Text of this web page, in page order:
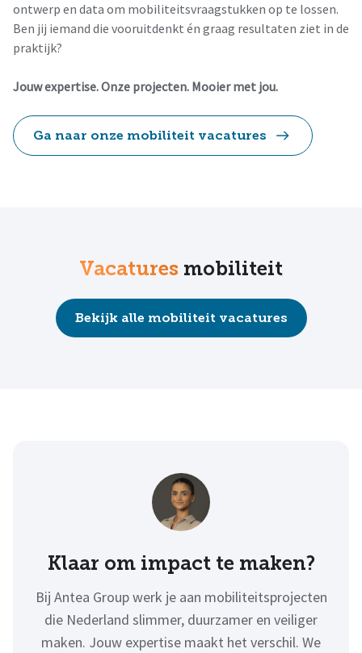
ontwerp en data om mobiliteitsvraagstukken op te lossen.
Ben jij iemand die vooruitdenkt én graag resultaten ziet in de
praktijk?
Jouw expertise. Onze projecten. Mooier met jou.
Ga naar onze mobiliteit vacatures
Vacatures mobiliteit
Bekijk alle mobiliteit vacatures
Klaar om impact te maken?
Bij Antea Group werk je aan mobiliteitsprojecten
die Nederland slimmer, duurzamer en veiliger
maken. Jouw expertise maakt het verschil. We